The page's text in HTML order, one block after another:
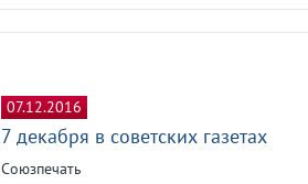
07.12.2016
7 декабря в советских газетах
Союзпечать